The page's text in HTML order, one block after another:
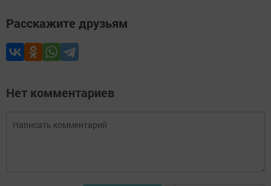
Расскажите друзьям
Нет комментариев